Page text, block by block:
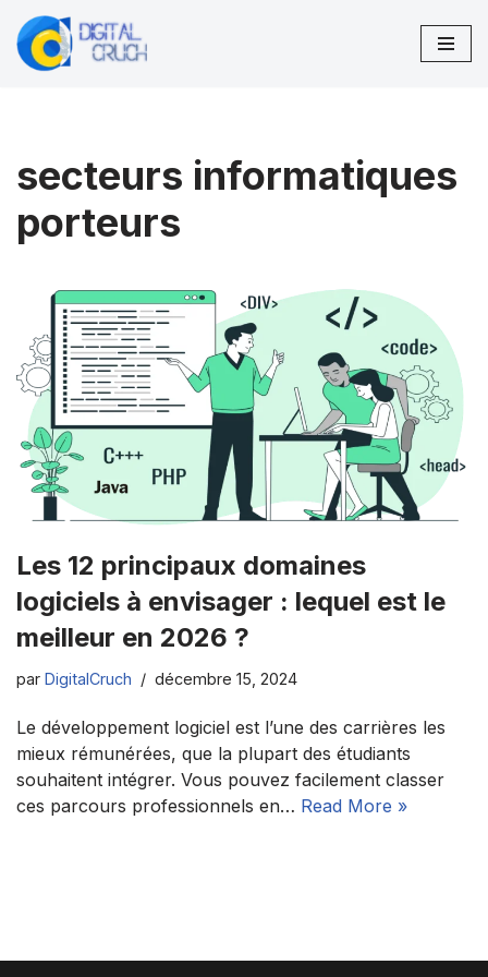
Aller
secteurs informatiques
porteurs
Les 12 principaux domaines
logiciels à envisager : lequel est le
meilleur en 2026 ?
par DigitalCruch décembre 15, 2024
Le développement logiciel est l’une des carrières les
mieux rémunérées, que la plupart des étudiants
souhaitent intégrer. Vous pouvez facilement classer
ces parcours professionnels en… Read More »